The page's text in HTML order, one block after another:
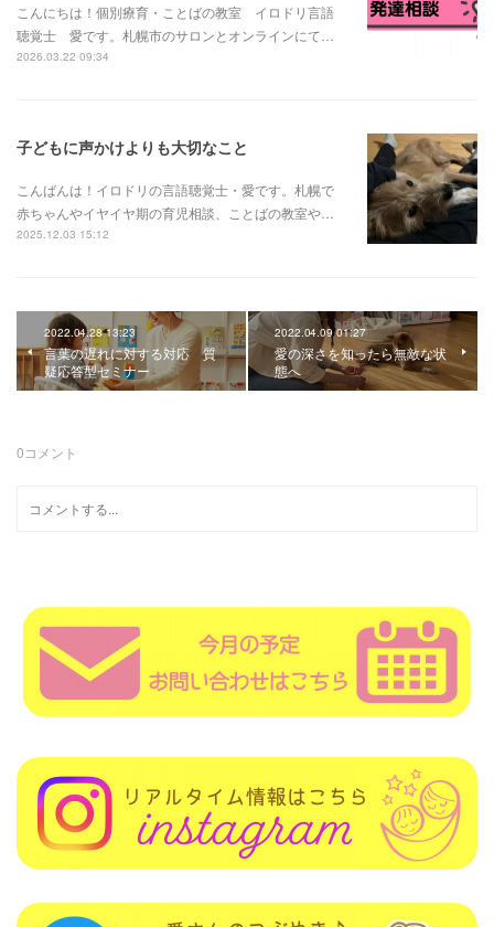
こんにちは！個別療育・ことばの教室 イロドリ言語
聴覚士 愛です。札幌市のサロンとオンラインにて…
2026.03.22 09:34
子どもに声かけよりも大切なこと
こんばんは！イロドリの言語聴覚士・愛です。札幌で
赤ちゃんやイヤイヤ期の育児相談、ことばの教室や…
2025.12.03 15:12
2022.04.28 13:23
言葉の遅れに対する対応 質
疑応答型セミナー
2022.04.09 01:27
愛の深さを知ったら無敵な状
態へ
0コメント